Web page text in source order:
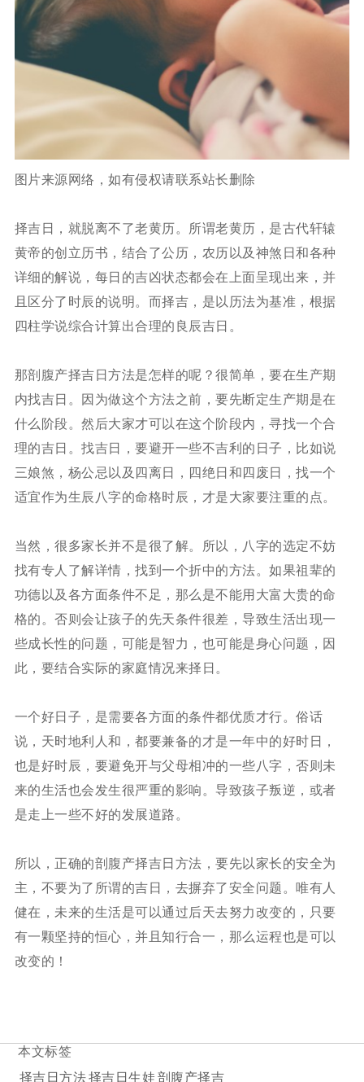
图片来源网络，如有侵权请联系站长删除
择吉日，就脱离不了老黄历。所谓老黄历，是古代轩辕
黄帝的创立历书，结合了公历，农历以及神煞日和各种
详细的解说，每日的吉凶状态都会在上面呈现出来，并
且区分了时辰的说明。而择吉，是以历法为基准，根据
四柱学说综合计算出合理的良辰吉日。
那剖腹产择吉日方法是怎样的呢？很简单，要在生产期
内找吉日。因为做这个方法之前，要先断定生产期是在
什么阶段。然后大家才可以在这个阶段内，寻找一个合
理的吉日。找吉日，要避开一些不吉利的日子，比如说
三娘煞，杨公忌以及四离日，四绝日和四废日，找一个
适宜作为生辰八字的命格时辰，才是大家要注重的点。
当然，很多家长并不是很了解。所以，八字的选定不妨
找有专人了解详情，找到一个折中的方法。如果祖辈的
功德以及各方面条件不足，那么是不能用大富大贵的命
格的。否则会让孩子的先天条件很差，导致生活出现一
些成长性的问题，可能是智力，也可能是身心问题，因
此，要结合实际的家庭情况来择日。
一个好日子，是需要各方面的条件都优质才行。俗话
说，天时地利人和，都要兼备的才是一年中的好时日，
也是好时辰，要避免开与父母相冲的一些八字，否则未
来的生活也会发生很严重的影响。导致孩子叛逆，或者
是走上一些不好的发展道路。
所以，正确的剖腹产择吉日方法，要先以家长的安全为
主，不要为了所谓的吉日，去摒弃了安全问题。唯有人
健在，未来的生活是可以通过后天去努力改变的，只要
有一颗坚持的恒心，并且知行合一，那么运程也是可以
改变的！
本文标签
择吉日方法择吉日生娃 剖腹产择吉